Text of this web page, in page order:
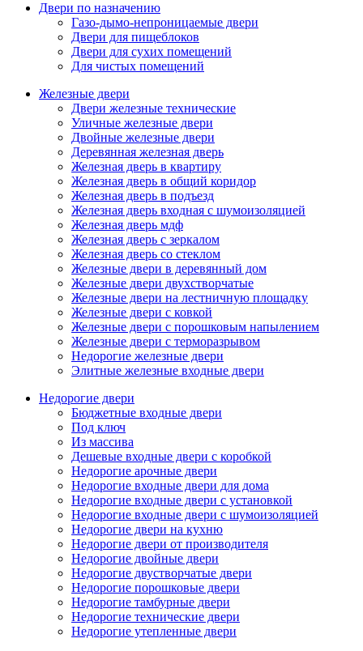
Двери по назначению
Газо-дымо-непроницаемые двери
Двери для пищеблоков
Двери для сухих помещений
Для чистых помещений
Железные двери
Двери железные технические
Уличные железные двери
Двойные железные двери
Деревянная железная дверь
Железная дверь в квартиру
Железная дверь в общий коридор
Железная дверь в подъезд
Железная дверь входная с шумоизоляцией
Железная дверь мдф
Железная дверь с зеркалом
Железная дверь со стеклом
Железные двери в деревянный дом
Железные двери двухстворчатые
Железные двери на лестничную площадку
Железные двери с ковкой
Железные двери с порошковым напылением
Железные двери с терморазрывом
Недорогие железные двери
Элитные железные входные двери
Недорогие двери
Бюджетные входные двери
Под ключ
Из массива
Дешевые входные двери с коробкой
Недорогие арочные двери
Недорогие входные двери для дома
Недорогие входные двери с установкой
Недорогие входные двери с шумоизоляцией
Недорогие двери на кухню
Недорогие двери от производителя
Недорогие двойные двери
Недорогие двустворчатые двери
Недорогие порошковые двери
Недорогие тамбурные двери
Недорогие технические двери
Недорогие утепленные двери